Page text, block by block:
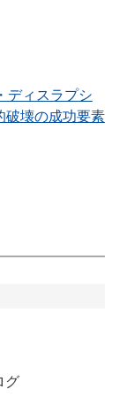
ディスラプシ
破壊の成功要素
グ